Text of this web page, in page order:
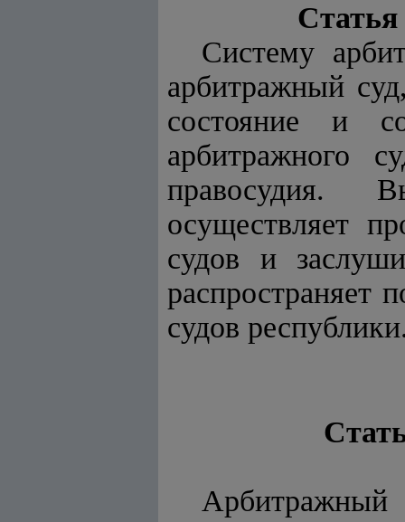
Систему
арбитражный
состояние и
арбитражного
правосудия.
осуществляет
судов и
распространяет
судов